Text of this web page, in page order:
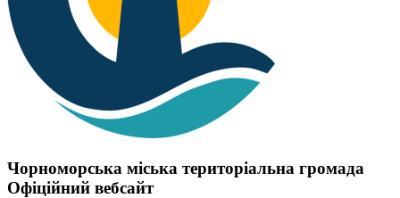
Чорноморська міська територіальна громада
Офіційний вебсайт